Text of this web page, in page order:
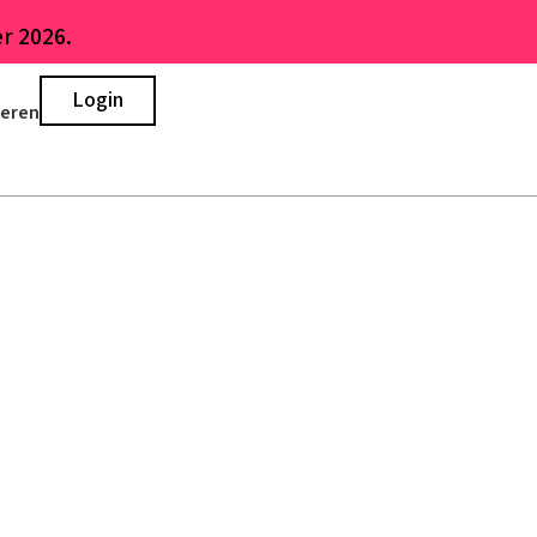
2026.
Login